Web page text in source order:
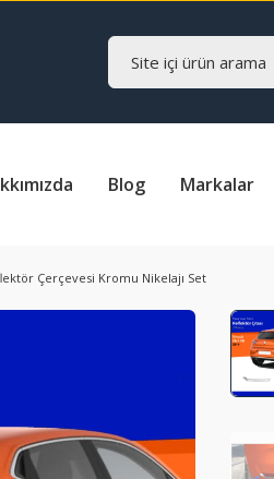
Blog Markalar
Çerçevesi Kromu Nikelajı Set